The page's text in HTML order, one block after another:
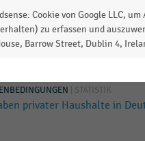
in Deutschland für
STATISTIK
privater Haushalte in
Cookie von Google LLC,
zu erfassen und
Barrow Street, Dublin 4,